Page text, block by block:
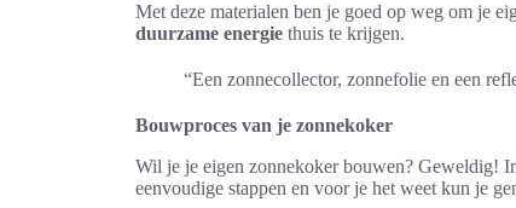
Met deze materialen ben je goed op weg om je
duurzame energie thuis te krijgen.
“Een zonnecollector, zonnefolie en een
Bouwproces van je zonnekoker
Wil je je eigen zonnekoker bouwen? Geweldig!
eenvoudige stappen en voor je het weet kun je